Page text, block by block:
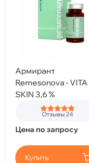
Армирант
Remesonova - VITA
SKIN 3,6 %
Отзывы 24
Цена по запросу
Купить